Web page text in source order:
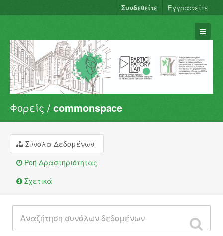
Συνδεθείτε Εγγραφείτε
Σύνολα Δεδομένων
Φορείς
Ομάδες
Σχετικά
Φορείς commonspace
Σύνολα Δεδομένων
Ροή Δραστηριότητας
Σχετικά